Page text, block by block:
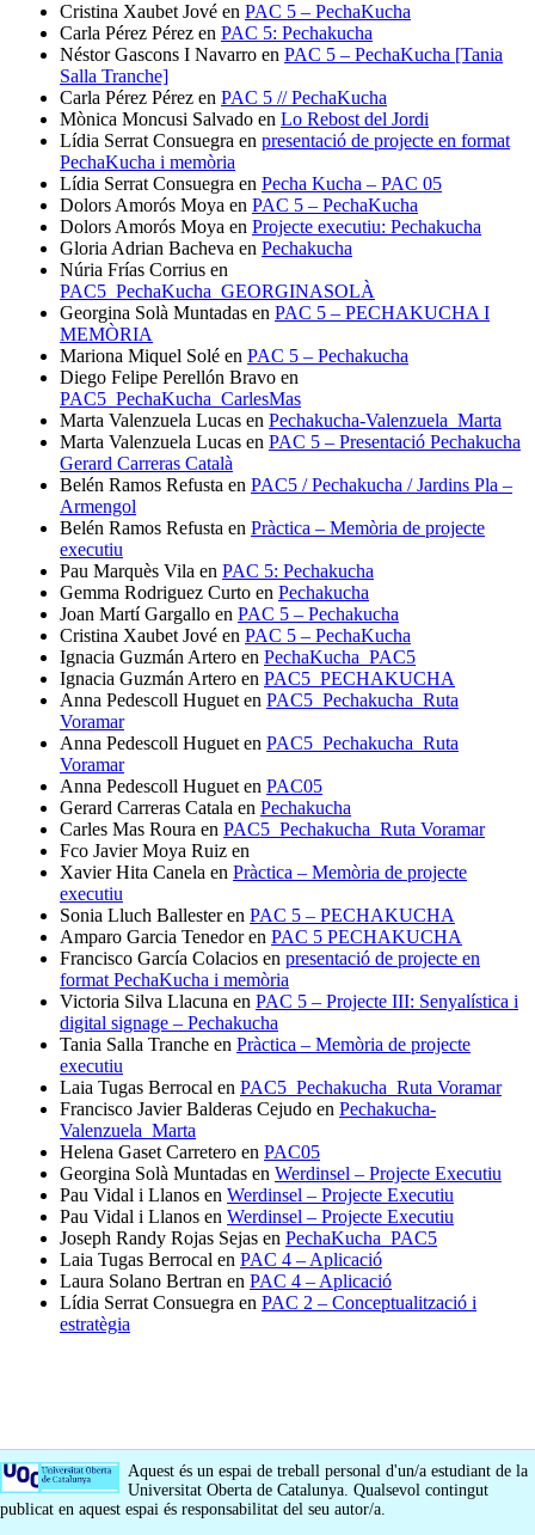
Cristina Xaubet Jové en PAC 5 – PechaKucha
Carla Pérez Pérez en PAC 5: Pechakucha
Néstor Gascons I Navarro en PAC 5 – PechaKucha [Tania
Salla Tranche]
Carla Pérez Pérez en PAC 5 // PechaKucha
Mònica Moncusi Salvado en Lo Rebost del Jordi
Lídia Serrat Consuegra en presentació de projecte en format
PechaKucha i memòria
Lídia Serrat Consuegra en Pecha Kucha – PAC 05
Dolors Amorós Moya en PAC 5 – PechaKucha
Dolors Amorós Moya en Projecte executiu: Pechakucha
Gloria Adrian Bacheva en Pechakucha
Núria Frías Corrius en
PAC5_PechaKucha_GEORGINASOLÀ
Georgina Solà Muntadas en PAC 5 – PECHAKUCHA I
MEMÒRIA
Mariona Miquel Solé en PAC 5 – Pechakucha
Diego Felipe Perellón Bravo en
PAC5_PechaKucha_CarlesMas
Marta Valenzuela Lucas en Pechakucha-Valenzuela_Marta
Marta Valenzuela Lucas en PAC 5 – Presentació Pechakucha
Gerard Carreras Català
Belén Ramos Refusta en PAC5 / Pechakucha / Jardins Pla –
Armengol
Belén Ramos Refusta en Pràctica – Memòria de projecte
executiu
Pau Marquès Vila en PAC 5: Pechakucha
Gemma Rodriguez Curto en Pechakucha
Joan Martí Gargallo en PAC 5 – Pechakucha
Cristina Xaubet Jové en PAC 5 – PechaKucha
Ignacia Guzmán Artero en PechaKucha_PAC5
Ignacia Guzmán Artero en PAC5_PECHAKUCHA
Anna Pedescoll Hugueten PAC5_Pechakucha_Ruta
Voramar
Anna Pedescoll Hugueten PAC5_Pechakucha_Ruta
Voramar
Anna Pedescoll Hugueten PAC05
Gerard Carreras Catala en Pechakucha
Carles Mas Roura en PAC5_Pechakucha_Ruta Voramar
Fco Javier Moya Ruiz en
Xavier Hita Canela en Pràctica – Memòria de projecte
executiu
Sonia Lluch Ballesteren PAC 5 – PECHAKUCHA
Amparo Garcia Tenedoren PAC 5 PECHAKUCHA
Francisco García Colacios en presentació de projecte en
format PechaKucha i memòria
Victoria Silva Llacuna en PAC 5 – Projecte III: Senyalística i
digital signage – Pechakucha
Tania Salla Tranche en Pràctica – Memòria de projecte
executiu
Laia Tugas Berrocal en PAC5_Pechakucha_Ruta Voramar
Francisco Javier Balderas Cejudo en Pechakucha-
Valenzuela_Marta
Helena Gaset Carretero en PAC05
Georgina Solà Muntadas en Werdinsel – Projecte Executiu
Pau Vidal i Llanos en Werdinsel – Projecte Executiu
Pau Vidal i Llanos en Werdinsel – Projecte Executiu
Joseph Randy Rojas Sejas en PechaKucha_PAC5
Laia Tugas Berrocal en PAC 4 – Aplicació
Laura Solano Bertran en PAC 4 – Aplicació
Lídia Serrat Consuegra en PAC 2 – Conceptualització i
estratègia
Aquest és un espai de treball personal d'un/a estudiant de la
Universitat Oberta de Catalunya. Qualsevol contingut
publicat en aquest espai és responsabilitat del seu autor/a.